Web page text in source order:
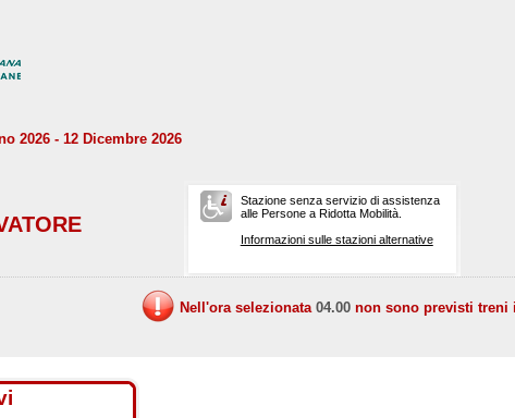
2026 - 12 Dicembre 2026
Stazione senza servizio di assistenza
alle Persone a Ridotta Mobilità.
Informazioni sulle stazioni alternative
Nell'ora selezionata 04.00 non sono previsti